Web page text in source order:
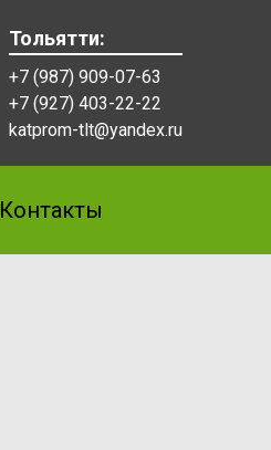
Тольятти:
+7 (987) 909-07-63
+7 (927) 403-22-22
katprom-tlt@yandex.ru
Контакты